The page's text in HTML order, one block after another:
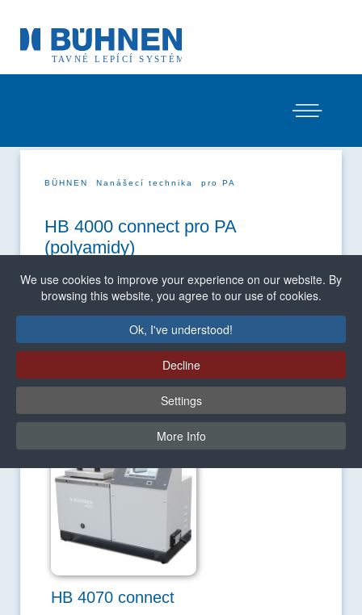
BÜHNEN Nanášecí technika pro PA
HB 4000 connect pro PA
(polyamidy)
Taviče mají progresivní tavicí nádrž. Ta umožňuje
šetrné tavení PA lepidel za tepla ve formě granulí,
různých materiálů nádrží s různou tepelnou
vodivostí chrání tavné lepidlo před tepelným
namáháním. To má také za následek předsušení
hygroskopické a mohou absorbovat vlhkost.
HB 4070 connect
We use cookies to improve your experience on our website. By
browsing this website, you agree to our use of cookies.
Ok, I've understood!
Decline
Settings
More Info